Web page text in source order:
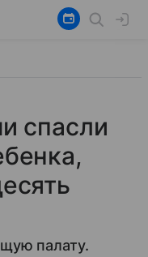
спасли
палату.